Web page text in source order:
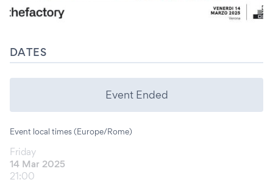
DATES
Event Ended
Event local times (Europe/Rome)
Friday
14 Mar 2025
21:00